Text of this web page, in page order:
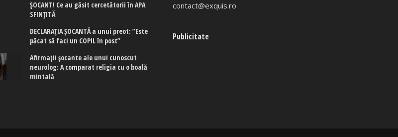
ȘOCANT! Ce au găsit cercetătorii în APA
SFINȚITĂ
DECLARAȚIA ȘOCANTĂ a unui preot: ”Este
păcat să faci un COPIL în post”
Afirmaţii şocante ale unui cunoscut
neurolog: A comparat religia cu o boală
mintală
contact@exquis.ro
Publicitate